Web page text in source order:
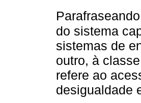
Parafraseando
do sistema
sistemas de
outro, à
refere ao
desigualdade